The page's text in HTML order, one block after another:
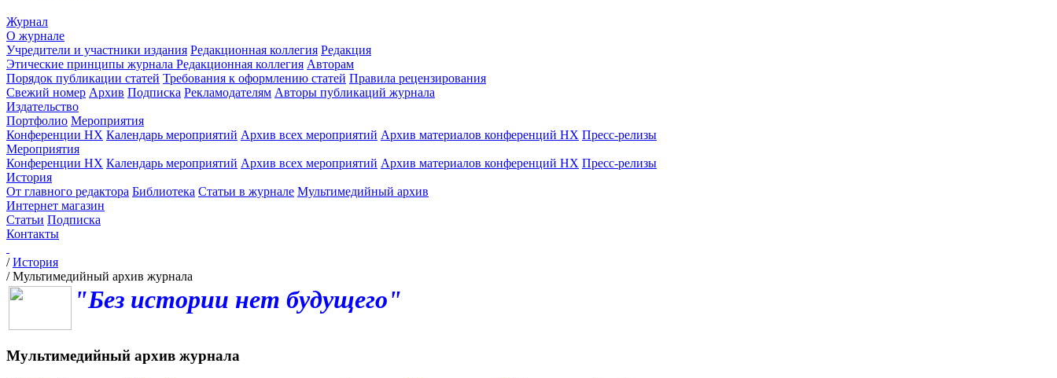
Журнал
О журнале
Учредители и участники издания Редакционная коллегия Редакция
Этические принципы журнала Редакционная коллегия Авторам
Порядок публикации статей Требования к оформлению статей Правила рецензирования
Свежий номер Архив Подписка Рекламодателям Авторы публикаций журнала
Издательство
Портфолио Мероприятия
Конференции НХ Календарь мероприятий Архив всех мероприятий Архив материалов конференций НХ Пресс-релизы
Мероприятия
Конференции НХ Календарь мероприятий Архив всех мероприятий Архив материалов конференций НХ Пресс-релизы
История
От главного редактора Библиотека Статьи в журнале Мультимедийный архив
Интернет магазин
Статьи Подписка
Контакты
/История
/Мультимедийный архив журнала
"Без истории нет будущего"
Мультимедийный архив журнала